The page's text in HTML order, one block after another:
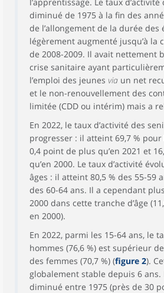
diminué de 1975 à la fin des
de l’allongement de la durée des
légèrement augmenté jusqu’à la
de 2008-2009. Il avait nettement
crise sanitaire ayant
l’emploi des jeunes via un net
et le non-renouvellement des
limitée (CDD ou intérim) mais a
En 2022, le taux d’activité des
progresser : il atteint 69,7 % pour
0,4 point de plus qu’en 2021 et
qu’en 2000. Le taux d’activité
âges : il atteint 80,5 % des 55-59
des 60-64 ans. Il a cependant
2000 dans cette tranche d’âge
en 2000).
En 2022, parmi les 15-64 ans, le
hommes (76,6 %) est supérieur
des femmes (70,7 %) (figure 2).
globalement stable depuis 6
diminué entre 1975 (près de 30